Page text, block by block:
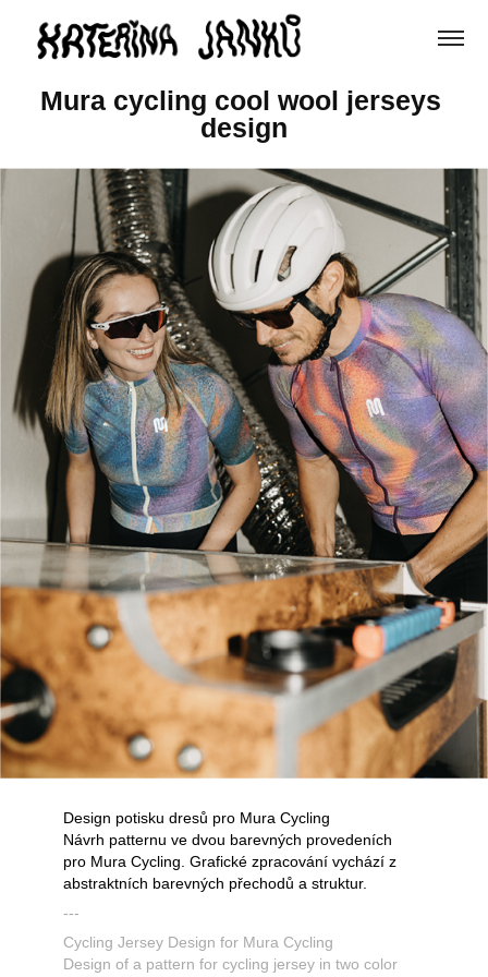
Mura cycling cool wool jerseys
design
Design potisku dresů pro Mura Cycling
Návrh patternu ve dvou barevných provedeních
pro Mura Cycling. Grafické zpracování vychází z
abstraktních barevných přechodů a struktur.
---
Cycling Jersey Design for Mura Cycling
Design of a pattern for cycling jersey in two color